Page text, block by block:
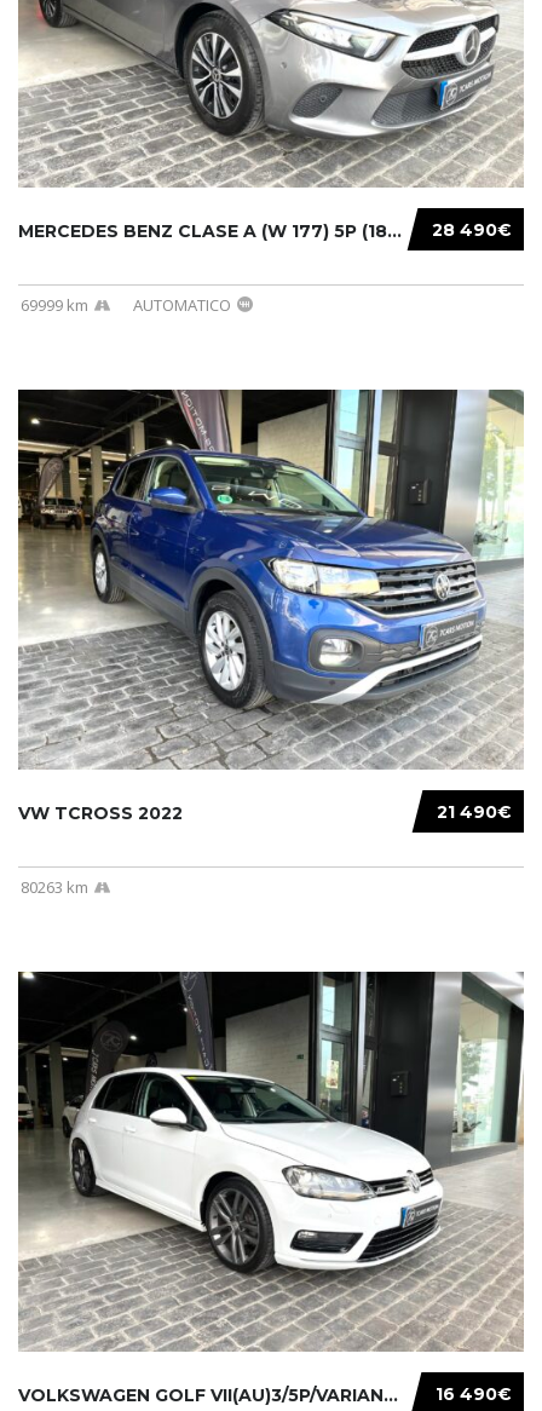
28 490€
MERCEDES BENZ CLASE A (W 177) 5P (18-) 2020....
69999 km AUTOMATICO
21 490€
VW TCROSS 2022
80263 km
16 490€
VOLKSWAGEN GOLF VII(AU)3/5P/VARIANT(12-16 20...